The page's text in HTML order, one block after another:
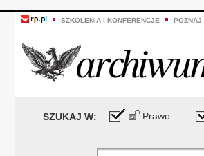
SZKOLENIA I KONFERENCJE POZNAJ
SZUKAJ W: Prawo